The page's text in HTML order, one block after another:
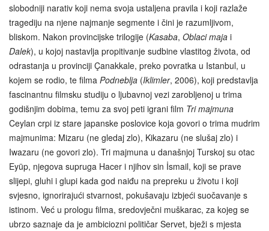
slobodniji narativ koji nema svoja ustaljena pravila i koji razlaže
tragediju na njene najmanje segmente i čini je razumljivom,
bliskom. Nakon provincijske trilogije (Kasaba, Oblaci maja i
Dalek), u kojoj nastavlja propitivanje sudbine vlastitog života, od
odrastanja u provinciji Çanakkale, preko povratka u Istanbul, u
kojem se rodio, te filma Podneblja (Iklimler, 2006), koji predstavlja
fascinantnu filmsku studiju o ljubavnoj vezi zarobljenoj u trima
godišnjim dobima, temu za svoj peti igrani film Tri majmuna
Ceylan crpi iz stare japanske poslovice koja govori o trima mudrim
majmunima: Mizaru (ne gledaj zlo), Kikazaru (ne slušaj zlo) i
Iwazaru (ne govori zlo). Tri majmuna u današnjoj Turskoj su otac
Eyüp, njegova supruga Hacer i njihov sin İsmail, koji se prave
slijepi, gluhi i glupi kada god naiđu na prepreku u životu i koji
svjesno, ignorirajući stvarnost, pokušavaju izbjeći suočavanje s
istinom. Već u prologu filma, sredovječni muškarac, za kojeg se
ubrzo saznaje da je ambiciozni političar Servet, bježi s mjesta